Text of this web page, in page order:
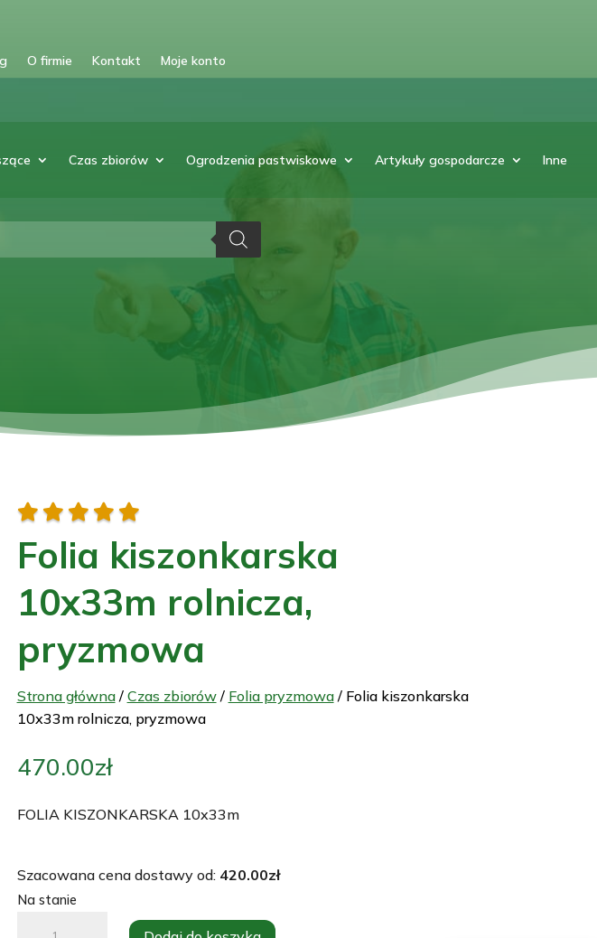
O firmie Kontakt Moje konto
Czas zbiorów Ogrodzenia pastwiskowe Artykuły gospodarcze Inne
    
Folia kiszonkarska
10x33m rolnicza,
pryzmowa
Strona główna/ Czas zbiorów/ Folia pryzmowa/ Folia kiszonkarska
10x33m rolnicza, pryzmowa
470.00zł
FOLIA KISZONKARSKA 10x33m
Szacowana cena dostawy od: 420.00zł
Na stanie